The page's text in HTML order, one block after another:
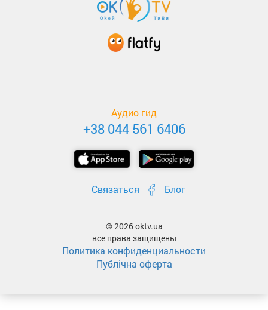
Аудио гид
+38 044 561 6406
Связаться Блог
© 2026 oktv.ua
все права защищены
Политика конфиденциальности
Публічна оферта